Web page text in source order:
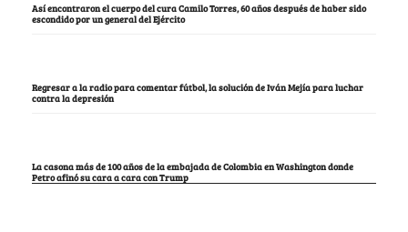
Así encontraron el cuerpo del cura Camilo Torres, 60 años después de haber sido
escondido por un general del Ejército
Regresar a la radio para comentar fútbol, la solución de Iván Mejía para luchar
contra la depresión
La casona más de 100 años de la embajada de Colombia en Washington donde
Petro afinó su cara a cara con Trump